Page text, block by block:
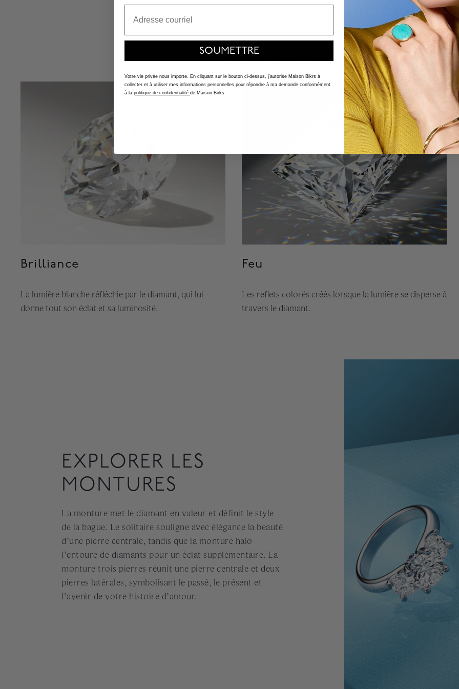
propre. Choisir une forme, c’est choisir celle qui vous ressemble.
Comprendre la beauté d’un
Brilliance
La lumière blanche réfléchie par le diamant, qui lui
donne tout son éclat et sa luminosité.
Feu
Les reflets colorés créés lorsque la lumière se disperse à
travers le diamant.
EXPLORER LES
MONTURES
La monture met le diamant en valeur et définit le style
de la bague. Le solitaire souligne avec élégance la beauté
d’une pierre centrale, tandis que la monture halo
l’entoure de diamants pour un éclat supplémentaire. La
monture trois pierres réunit une pierre centrale et deux
pierres latérales, symbolisant le passé, le présent et
l’avenir de votre histoire d’amour.
SOUMETTRE
Votre vie privée nous importe. En cliquant sur le bouton ci-dessus, j'autorise Maison Bikrs à
collecter et à utiliser mes informations personnelles pour répondre à ma demande conformément
à la politique de confidentialité de Maison Birks.